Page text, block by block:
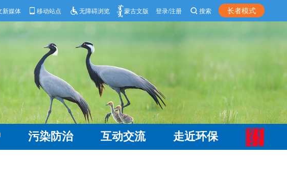
新媒体 移动站点 无障碍浏览 蒙古文版 登录/注册 搜索 长者模式
污染防治 互动交流 走近环保